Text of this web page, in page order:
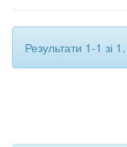
Результати 1-1 зі 1.